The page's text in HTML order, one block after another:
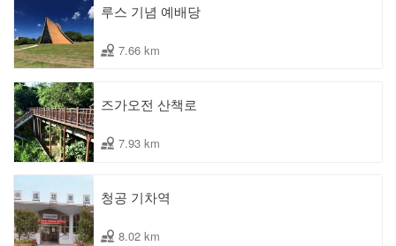
루스 기념 예배당
7.66 km
즈가오전 산책로
7.93 km
청공 기차역
8.02 km